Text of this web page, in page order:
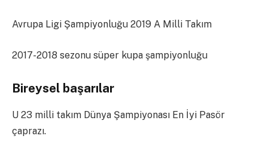
Avrupa Ligi Şampiyonluğu 2019 A Milli Takım
2017-2018 sezonu süper kupa şampiyonluğu
Bireysel başarılar
U 23 milli takım Dünya Şampiyonası En İyi Pasör
çaprazı.